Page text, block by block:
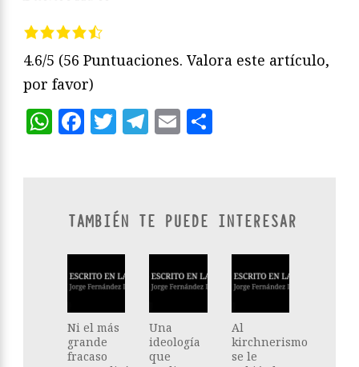
4.6/5 (56 Puntuaciones. Valora este artículo,
por favor)
WhatsApp
Facebook
Twitter
Telegram
Email
TAMBIÉN TE PUEDE INTERESAR
Ni el más
grande
fracaso
Una
ideología
que
Al
kirchnerismo
se le